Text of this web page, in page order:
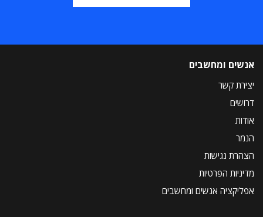
אנשים ומחשבים
יצירת קשר
דרושים
אודות
הנמר
הצהרת נגישות
מדיניות הפרטיות
אפליקציה אנשים ומחשבים